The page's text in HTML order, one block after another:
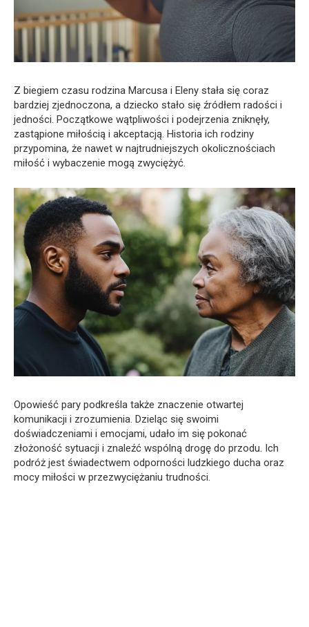
Z biegiem czasu rodzina Marcusa i Eleny stała się coraz
bardziej zjednoczona, a dziecko stało się źródłem radości i
jedności. Początkowe wątpliwości i podejrzenia zniknęły,
zastąpione miłością i akceptacją. Historia ich rodziny
przypomina, że nawet w najtrudniejszych okolicznościach
miłość i wybaczenie mogą zwyciężyć.
Opowieść pary podkreśla także znaczenie otwartej
komunikacji i zrozumienia. Dzieląc się swoimi
doświadczeniami i emocjami, udało im się pokonać
złożoność sytuacji i znaleźć wspólną drogę do przodu. Ich
podróż jest świadectwem odporności ludzkiego ducha oraz
mocy miłości w przezwyciężaniu trudności.